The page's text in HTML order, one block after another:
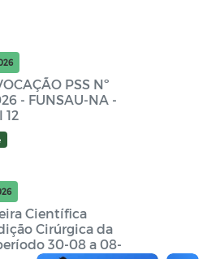
PSS Nº
- FUNSAU-NA -
12
Científica
Cirúrgica da
30-08 a 08-